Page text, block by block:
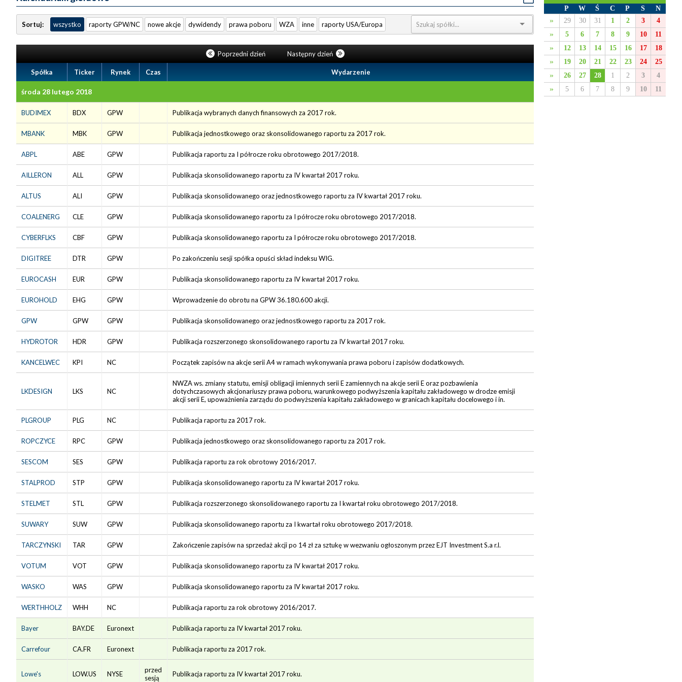
Sortuj: wszystko raporty GPW/NC nowe akcje dywidendy prawa poboru WZA inne raporty USA/Europa
Poprzedni dzień Następny dzień
Spółka Ticker Rynek Czas Wydarzenie
środa 28 lutego 2018
BUDIMEX BDX GPW Publikacja wybranych danych finansowych za 2017 rok.
MBANK MBK GPW Publikacja jednostkowego oraz skonsolidowanego raportu za 2017 rok.
ABPL ABE GPW Publikacja raportu za I półrocze roku obrotowego 2017/2018.
AILLERON ALL GPW Publikacja skonsolidowanego raportu za IV kwartał 2017 roku.
ALTUS ALI GPW Publikacja skonsolidowanego oraz jednostkowego raportu za IV kwartał 2017 roku.
COALENERG CLE GPW Publikacja skonsolidowanego raportu za I półrocze roku obrotowego 2017/2018.
CYBERFLKS CBF GPW Publikacja skonsolidowanego raportu za I półrocze roku obrotowego 2017/2018.
DIGITREE DTR GPW Po zakończeniu sesji spółka opuści skład indeksu WIG.
EUROCASH EUR GPW Publikacja skonsolidowanego raportu za IV kwartał 2017 roku.
EUROHOLD EHG GPW Wprowadzenie do obrotu na GPW 36.180.600 akcji.
GPW GPW GPW Publikacja skonsolidowanego oraz jednostkowego raportu za 2017 rok.
HYDROTOR HDR GPW Publikacja rozszerzonego skonsolidowanego raportu za IV kwartał 2017 roku.
KANCELWEC KPI NC Początek zapisów na akcje serii A4 w ramach wykonywania prawa poboru i zapisów dodatkowych.
LKDESIGN LKS NC
NWZA ws. zmiany statutu, emisji obligacji imiennych serii E zamiennych na akcje serii E oraz pozbawienia
dotychczasowych akcjonariuszy prawa poboru, warunkowego podwyższenia kapitału zakładowego w drodze emisji
akcji serii E, upoważnienia zarządu do podwyższenia kapitału zakładowego w granicach kapitału docelowego i in.
PLGROUP PLG NC Publikacja raportu za 2017 rok.
ROPCZYCE RPC GPW Publikacja jednostkowego oraz skonsolidowanego raportu za 2017 rok.
SESCOM SES GPW Publikacja raportu za rok obrotowy 2016/2017.
STALPROD STP GPW Publikacja skonsolidowanego raportu za IV kwartał 2017 roku.
STELMET STL GPW Publikacja rozszerzonego skonsolidowanego raportu za I kwartał roku obrotowego 2017/2018.
SUWARY SUW GPW Publikacja skonsolidowanego raportu za I kwartał roku obrotowego 2017/2018.
TARCZYNSKI TAR GPW Zakończenie zapisów na sprzedaż akcji po 14 zł za sztukę w wezwaniu ogłoszonym przez EJT Investment S.a r.l.
VOTUM VOT GPW Publikacja skonsolidowanego raportu za IV kwartał 2017 roku.
WASKO WAS GPW Publikacja skonsolidowanego raportu za IV kwartał 2017 roku.
WERTHHOLZ WHH NC Publikacja raportu za rok obrotowy 2016/2017.
Bayer BAY.DE Euronext Publikacja raportu za IV kwartał 2017 roku.
Carrefour CA.FR Euronext Publikacja raportu za 2017 rok.
Lowe's LOW.US NYSE
przed
sesją
Publikacja raportu za IV kwartał 2017 roku.
» 29 30 31 1 2 3 4
» 5 6 7 8 9 10 11
» 12 13 14 15 16 17 18
» 19 20 21 22 23 24 25
» 26 27 28 1 2 3 4
» 5 6 7 8 9 10 11
P W Ś C P S N